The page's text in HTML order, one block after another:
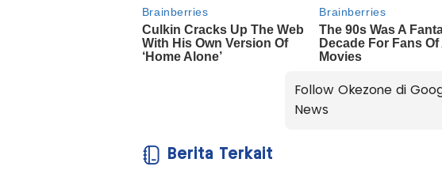
Follow Okezone di
News
Berita Terkait